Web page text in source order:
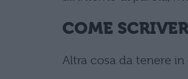
COME
Altra cosa da tenere